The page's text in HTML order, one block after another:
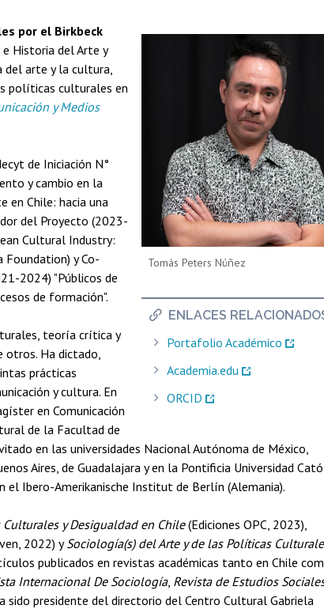
Tomás Peters Núñez
ENLACES
Portafolio Académico
Academia.edu
ORCID
por el Birkbeck
Historia del Arte y
del arte y la cultura,
políticas culturales en
y Medios
de Iniciación N°
y cambio en la
en Chile: hacia una
del Proyecto (2023-
Cultural Industry:
Foundation) y Co-
2024) "Públicos de
de formación".
teoría crítica y
otros. Ha dictado,
prácticas
y cultura. En
en Comunicación
de la Facultad de
en las universidades Nacional Autónoma de México,
Aires, de Guadalajara y en la Pontificia Universidad
Ibero-Amerikanische Institut de Berlín (Alemania).
y Desigualdad en Chile(Ediciones OPC, 2023),
2022) ySociología(s) del Arte y de las Políticas
publicados en revistas académicas tanto en Chile
Internacional De Sociología, Revista de Estudios
sido presidente del directorio del Centro Cultural Gabriela